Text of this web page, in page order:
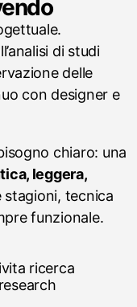
di studi
delle
con designer e
chiaro: una
leggera,
stagioni, tecnica
funzionale.